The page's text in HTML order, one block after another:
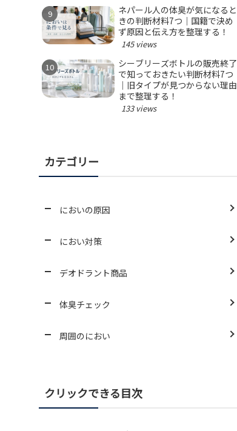
ネパール人の体臭が気になると
きの判断材料7つ｜国籍で決め
ず原因と伝え方を整理する！
145 views
シーブリーズボトルの販売終了
で知っておきたい判断材料7つ
｜旧タイプが見つからない理由
まで整理する！
133 views
カテゴリー
においの原因
におい対策
デオドラント商品
体臭チェック
周囲のにおい
クリックできる目次